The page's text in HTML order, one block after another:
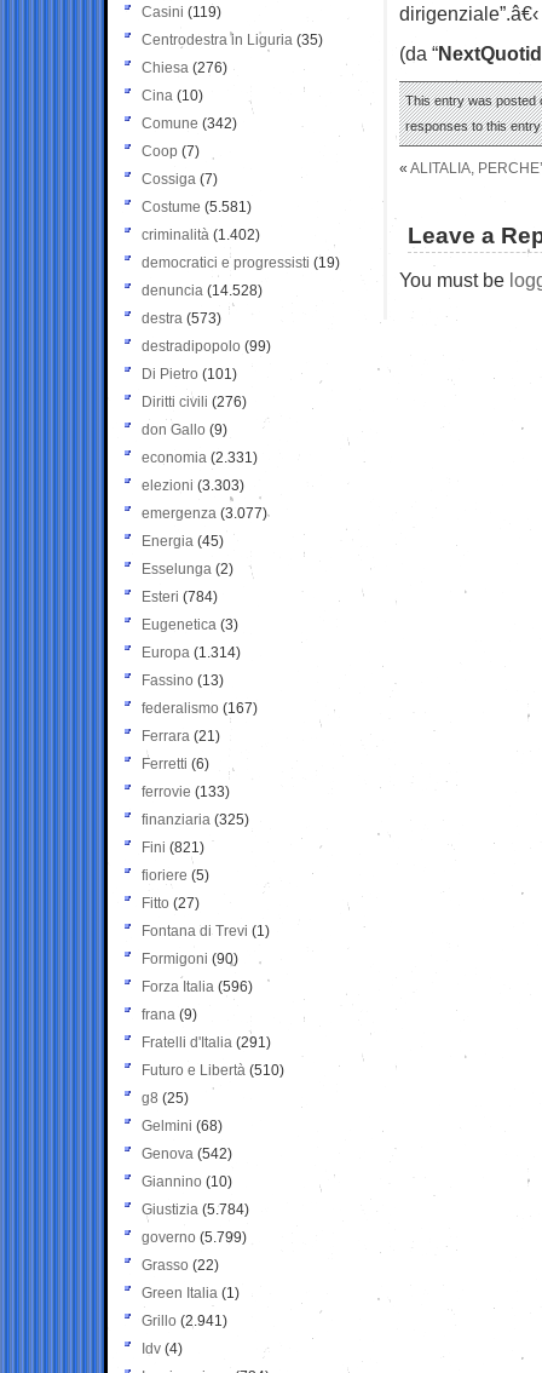
dirigenziale”.â€‹
(da “
This entry was posted
responses to this
« ALITALIA,
Leave a
You must be
Casini (119)
Centrodestra in Liguria (35)
Chiesa (276)
Cina (10)
Comune (342)
Coop (7)
Cossiga (7)
Costume (5.581)
criminalità (1.402)
democratici e progressisti (19)
denuncia (14.528)
destra (573)
destradipopolo (99)
Di Pietro (101)
Diritti civili (276)
don Gallo (9)
economia (2.331)
elezioni (3.303)
emergenza (3.077)
Energia (45)
Esselunga (2)
Esteri (784)
Eugenetica (3)
Europa (1.314)
Fassino (13)
federalismo (167)
Ferrara (21)
Ferretti (6)
ferrovie (133)
finanziaria (325)
Fini (821)
fioriere (5)
Fitto (27)
Fontana di Trevi (1)
Formigoni (90)
Forza Italia (596)
frana (9)
Fratelli d'Italia (291)
Futuro e Libertà (510)
g8 (25)
Gelmini (68)
Genova (542)
Giannino (10)
Giustizia (5.784)
governo (5.799)
Grasso (22)
Green Italia (1)
Grillo (2.941)
Idv (4)